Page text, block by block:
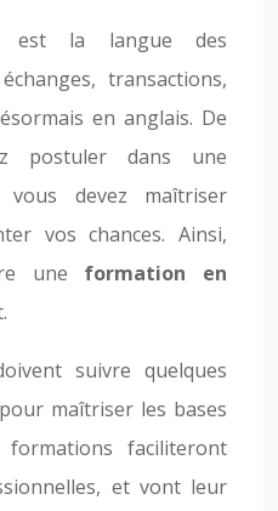
est la langue des
transactions,
en anglais. De
postuler dans une
vous devez maîtriser
vos chances. Ainsi,
une formation en
suivre quelques
maîtriser les bases
faciliteront
et vont leur